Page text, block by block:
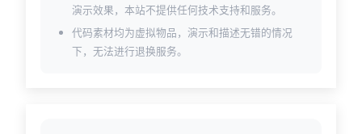
演示效果，本站不提供任何技术支持和服务。
代码素材均为虚拟物品，演示和描述无错的情况
下，无法进行退换服务。